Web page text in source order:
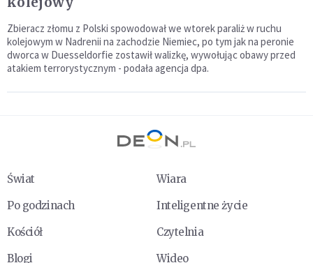
Zbieracz złomu z Polski spowodował we wtorek paraliż w ruchu
kolejowym w Nadrenii na zachodzie Niemiec, po tym jak na peronie
dworca w Duesseldorfie zostawił walizkę, wywołując obawy przed
atakiem terrorystycznym - podała agencja dpa.
Świat
Wiara
Po godzinach
Inteligentne życie
Kościół
Czytelnia
Blogi
Wideo